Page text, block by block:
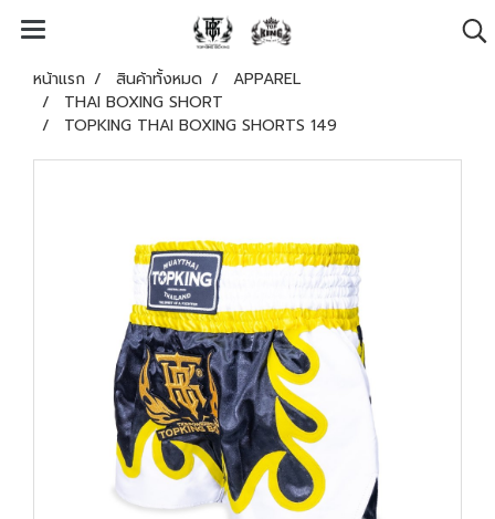
หน้าแรก สินค้าทั้งหมด
APPAREL
THAI BOXING SHORT
TOPKING THAI BOXING SHORTS 149